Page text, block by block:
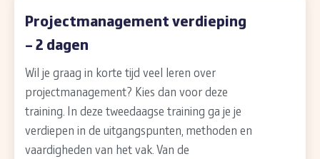
Projectmanagement verdieping
– 2 dagen
Wil je graag in korte tijd veel leren over
projectmanagement? Kies dan voor deze
training. In deze tweedaagse training ga je je
verdiepen in de uitgangspunten, methoden en
vaardigheden van het vak. Van de